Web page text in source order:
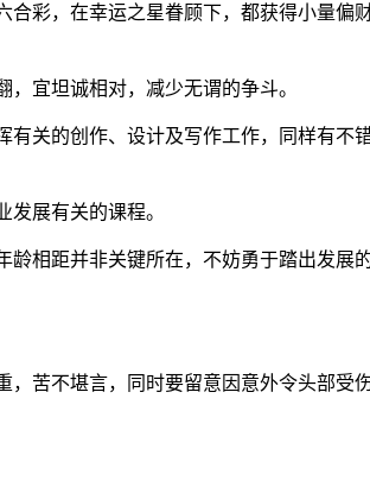
彩，在幸运之星眷顾下，都获得小量偏
宜坦诚相对，减少无谓的争斗。
关的创作、设计及写作工作，同样有不
展有关的课程。
相距并非关键所在，不妨勇于踏出发展
苦不堪言，同时要留意因意外令头部受